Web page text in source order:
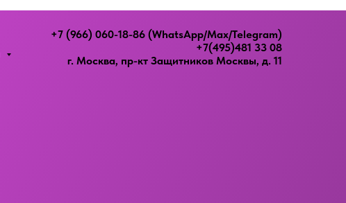
+7 (966) 060-18-86 (WhatsApp/Max/Telegram)
+7(495)481 33 08
г. Москва, пр-кт Защитников Москвы, д. 11